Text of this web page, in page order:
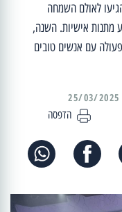
הגיעו לאולם השמחה
מתנות אישיות. השנה,
פעולה עם אנשים טובים
הדפסה